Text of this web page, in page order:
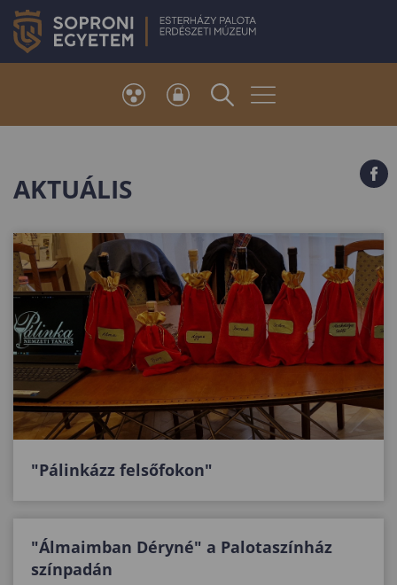
AKTUÁLIS
"Pálinkázz felsőfokon"
"Álmaimban Déryné" a Palotaszínház
színpadán